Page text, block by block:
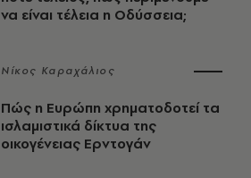
να είναι τέλεια η Οδύσσεια;
Νίκος Καραχάλιος
Πώς η Ευρώπη χρηματοδοτεί τα
ισλαμιστικά δίκτυα της
οικογένειας Ερντογάν